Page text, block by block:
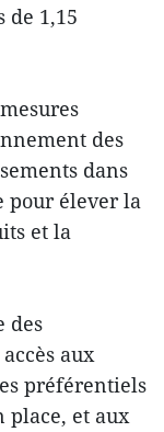
de 1,15
des
dans
pour élever la
et la
des
aux
préférentiels
place, et aux